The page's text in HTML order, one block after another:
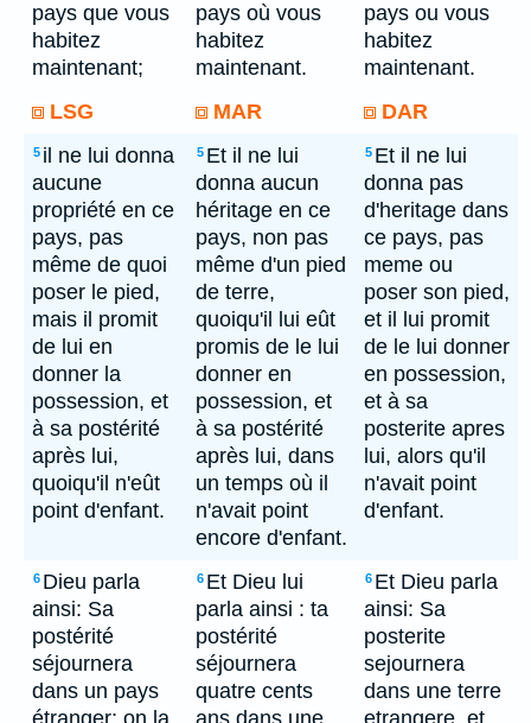
pays que vous
habitez
maintenant;
pays où vous
habitez
maintenant.
pays ou vous
habitez
maintenant.
LSG
MAR DAR
5 il ne lui donna
aucune
propriété en ce
pays, pas
même de quoi
poser le pied,
mais il promit
de lui en
donner la
possession, et
à sa postérité
après lui,
quoiqu'il n'eût
point d'enfant.
5 Et il ne lui
donna aucun
héritage en ce
pays, non pas
même d'un pied
de terre,
quoiqu'il lui eût
promis de le lui
donner en
possession, et
à sa postérité
après lui, dans
un temps où il
n'avait point
encore d'enfant.
5 Et il ne lui
donna pas
d'heritage dans
ce pays, pas
meme ou
poser son pied,
et il lui promit
de le lui donner
en possession,
et à sa
posterite apres
lui, alors qu'il
n'avait point
d'enfant.
6 Dieu parla
ainsi: Sa
postérité
séjournera
dans un pays
étranger; on la
6 Et Dieu lui
parla ainsi : ta
postérité
séjournera
quatre cents
ans dans une
6 Et Dieu parla
ainsi: Sa
posterite
sejournera
dans une terre
etrangere, et